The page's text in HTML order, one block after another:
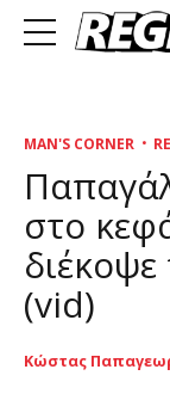
MAN'S CORNER
στο
(vid)
Κώστας